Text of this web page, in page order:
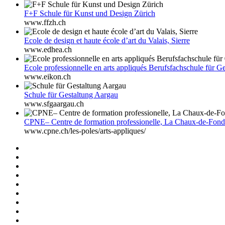
F+F Schule für Kunst und Design Zürich
www.ffzh.ch
Ecole de design et haute école d’art du Valais, Sierre
www.edhea.ch
Ecole professionnelle en arts appliqués Berufsfachschule für
www.eikon.ch
Schule für Gestaltung Aargau
www.sfgaargau.ch
CPNE– Centre de formation professionelle, La Chaux-de-
www.cpne.ch/les-poles/arts-appliques/